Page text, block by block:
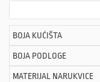
BOJA KUĆIŠTA
BOJA PODLOGE
MATERIJAL NARUKVICE